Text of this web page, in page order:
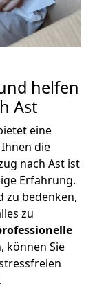
helfen
Ast
eine
die
nach Ast ist
Erfahrung.
zu bedenken,
zu
können Sie